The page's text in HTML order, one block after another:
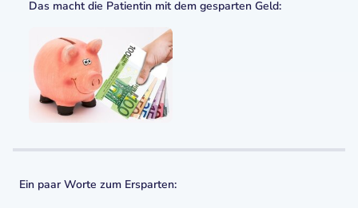
Das macht die Patientin mit dem gesparten Geld:
Ein paar Worte zum Ersparten: